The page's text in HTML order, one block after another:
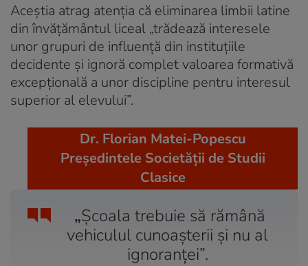
Aceștia atrag atenția că eliminarea limbii latine
din învățământul liceal „trădează interesele
unor grupuri de influență din instituțiile
decidente și ignoră complet valoarea formativă
excepțională a unor discipline pentru interesul
superior al elevului”.
„Școala trebuie să rămână
vehiculul cunoașterii și nu al
ignoranței”.
Dr. Florian Matei-Popescu
Președintele Societății de Studii
Clasice